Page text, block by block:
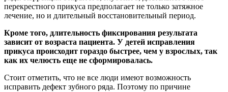
перекрестного прикуса предполагает не только затяжное
лечение, но и длительный восстановительный период.
Кроме того, длительность фиксирования результата
зависит от возраста пациента. У детей исправления
прикуса происходит гораздо быстрее, чем у взрослых, так
как их челюсть еще не сформировалась.
Стоит отметить, что не все люди имеют возможность
исправить дефект зубного ряда. Поэтому по причине